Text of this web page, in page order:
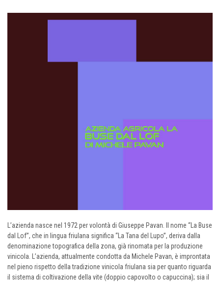
L’azienda nasce nel 1972 per volontà di Giuseppe Pavan. Il nome “La Buse
dal Lof”, che in lingua friulana significa “La Tana del Lupo”, deriva dalla
denominazione topografica della zona, già rinomata per la produzione
vinicola. L’azienda, attualmente condotta da Michele Pavan, è improntata
nel pieno rispetto della tradizione vinicola friulana sia per quanto riguarda
il sistema di coltivazione della vite (doppio capovolto o capuccina); sia il